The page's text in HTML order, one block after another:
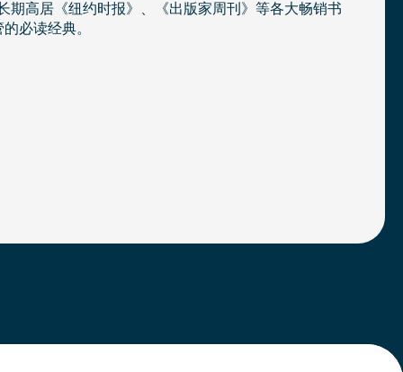
期高居《纽约时报》、《出版家周刊》等各大畅销书
必读经典。